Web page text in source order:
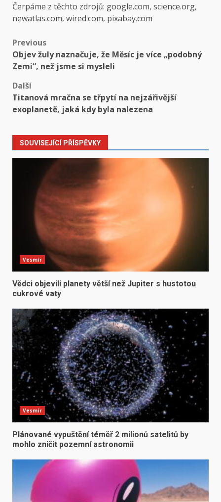
Čerpáme z těchto zdrojů: google.com, science.org,
newatlas.com, wired.com, pixabay.com
Post
navigation
Previous
Objev žuly naznačuje, že Měsíc je více „podobný
Zemi“, než jsme si mysleli
Další
Titanová mračna se třpytí na nejzářivější
exoplanetě, jaká kdy byla nalezena
SOUVISEJÍCÍ PŘÍSPĚVKY
Vesmír
Vědci objevili planety větší než Jupiter s hustotou
cukrové vaty
Vesmír
Plánované vypuštění téměř 2 milionů satelitů by
mohlo zničit pozemní astronomii